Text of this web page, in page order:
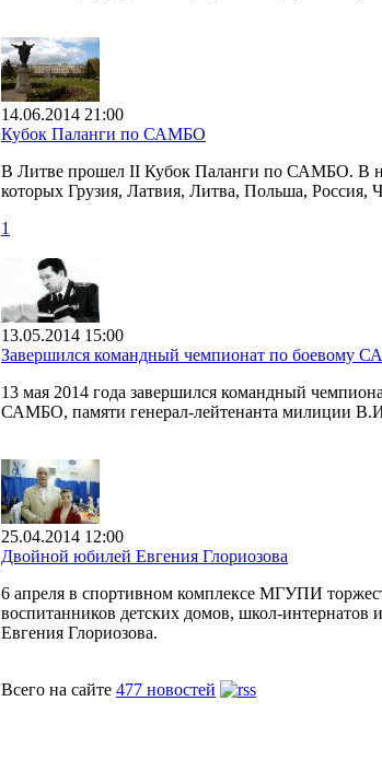
14.06.2014 21:00
Кубок Паланги по САМБО
В Литве прошел II Кубок Паланги по САМБО. В
которых Грузия, Латвия, Литва, Польша, Россия,
1
13.05.2014 15:00
Завершился командный чемпионат по боевому
13 мая 2014 года завершился командный
САМБО, памяти генерал-лейтенанта милиции
25.04.2014 12:00
Двойной юбилей Евгения Глориозова
6 апреля в спортивном комплексе МГУПИ
воспитанников детских домов, школ-интернатов
Евгения Глориозова.
Всего на сайте 477 новостей